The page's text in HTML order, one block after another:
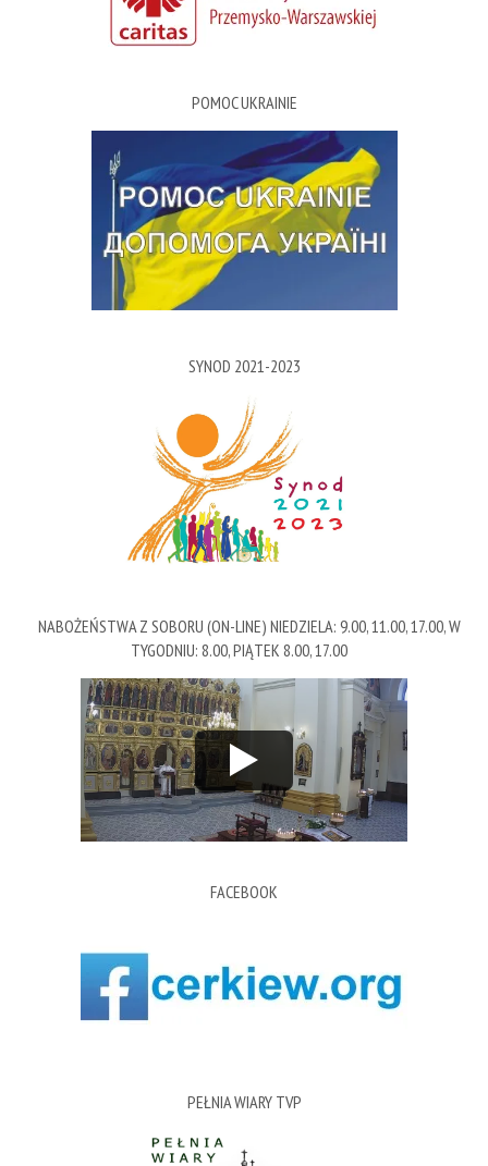
POMOC UKRAINIE
SYNOD 2021-2023
NABOŻEŃSTWA Z SOBORU (ON-LINE) NIEDZIELA: 9.00, 11.00, 17.00, W
TYGODNIU: 8.00, PIĄTEK 8.00, 17.00
FACEBOOK
PEŁNIA WIARY TVP